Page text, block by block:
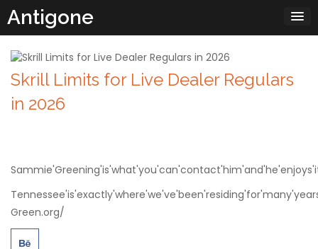
contenuto
Antigone
Skrill Limits for Live Dealer Regulars
in 2026
Green.org/